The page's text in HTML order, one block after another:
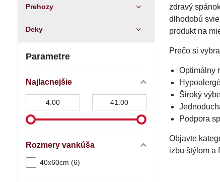
zdravý
dlhodobú
produkt na
Prečo si
Optimálny
Široký
Podpora
Objavte
izbu štýlom a
Parametre
Najlacnejšie
Rozmery vankúša
40x60cm (6)
Prehozy
Deky